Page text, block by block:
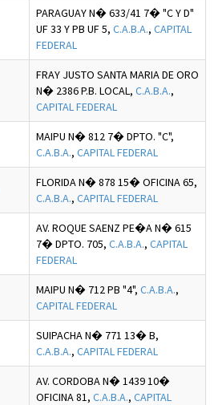
PARAGUAY N� 633/41 7� "C Y D"
UF 33 Y PB UF 5, C.A.B.A., CAPITAL
FEDERAL
FRAY JUSTO SANTA MARIA DE ORO
N� 2386 P.B. LOCAL, C.A.B.A.,
CAPITAL FEDERAL
MAIPU N� 812 7� DPTO. "C",
C.A.B.A., CAPITAL FEDERAL
FLORIDA N� 878 15� OFICINA 65,
C.A.B.A., CAPITAL FEDERAL
AV. ROQUE SAENZ PE�A N� 615
7� DPTO. 705, C.A.B.A., CAPITAL
FEDERAL
MAIPU N� 712 PB "4", C.A.B.A.,
CAPITAL FEDERAL
SUIPACHA N� 771 13� B,
C.A.B.A., CAPITAL FEDERAL
AV. CORDOBA N� 1439 10�
OFICINA 81, C.A.B.A., CAPITAL